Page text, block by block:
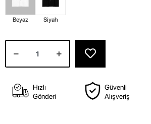
Beyaz Siyah
Hızlı
Gönderi
Güvenli
Alışveriş